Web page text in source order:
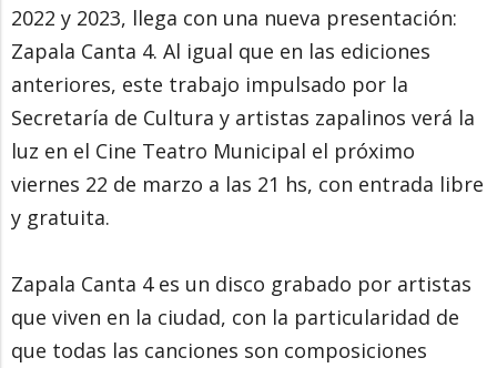
2022 y 2023, llega con una nueva presentación:
Zapala Canta 4. Al igual que en las ediciones
anteriores, este trabajo impulsado por la
Secretaría de Cultura y artistas zapalinos verá la
luz en el Cine Teatro Municipal el próximo
viernes 22 de marzo a las 21 hs, con entrada libre
y gratuita.
Zapala Canta 4 es un disco grabado por artistas
que viven en la ciudad, con la particularidad de
que todas las canciones son composiciones